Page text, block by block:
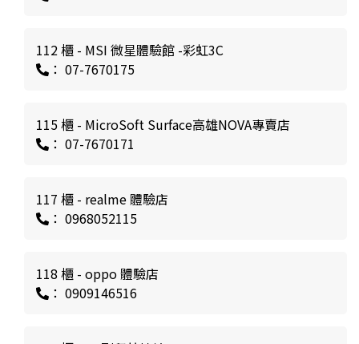
112 櫃 - MSI 微星體驗館 -彩虹3C
： 07-7670175
115 櫃 - MicroSoft Surface高雄NOVA專賣店
： 07-7670171
117 櫃 - realme 體驗店
： 0968052115
118 櫃 - oppo 體驗店
： 0909146516